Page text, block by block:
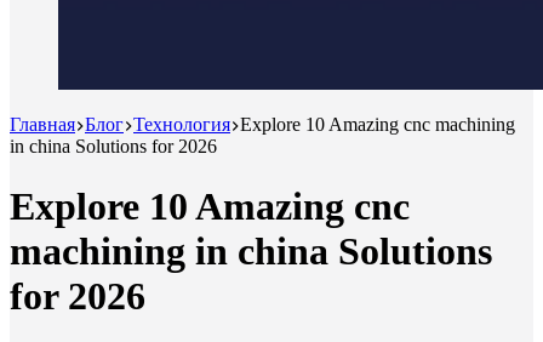
Главная Блог Технология Explore 10 Amazing cnc machining
in china Solutions for 2026
Explore 10 Amazing cnc
machining in china Solutions
for 2026